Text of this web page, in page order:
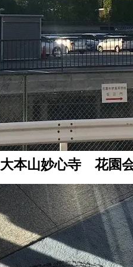
大本山妙心寺 花園